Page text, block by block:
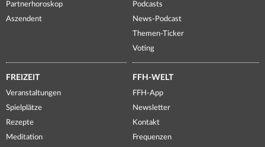
Partnerhoroskop
Aszendent
Podcasts
News-Podcast
Themen-Ticker
Voting
FREIZEIT
Veranstaltungen
Spielplätze
Rezepte
Meditation
FFH-WELT
FFH-App
Newsletter
Kontakt
Frequenzen